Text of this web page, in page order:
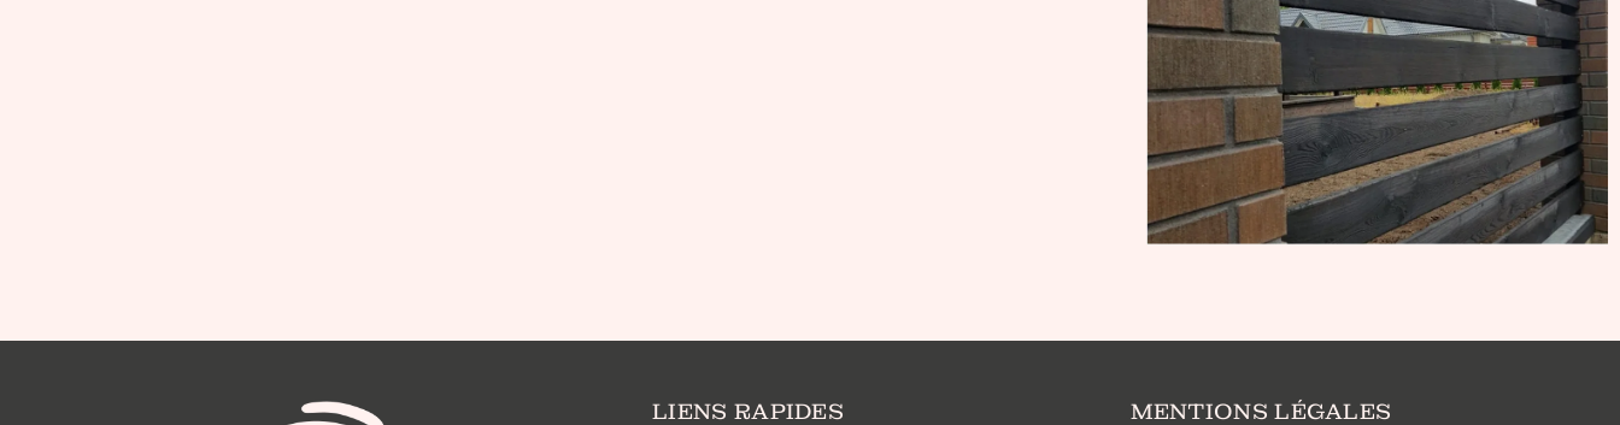
LIENS RAPIDES MENTIONS LÉGALES